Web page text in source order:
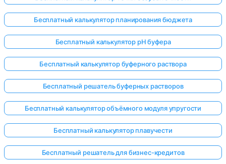
Бесплатный калькулятор планирования бюджета
Бесплатный калькулятор pH буфера
Бесплатный калькулятор буферного раствора
Бесплатный решатель буферных растворов
Бесплатный калькулятор объёмного модуля упругости
Бесплатный калькулятор плавучести
Бесплатный решатель для бизнес-кредитов